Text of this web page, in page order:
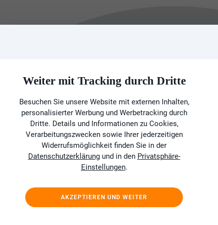
Weiter mit Tracking durch Dritte
Besuchen Sie unsere Website mit externen Inhalten,
personalisierter Werbung und Werbetracking durch
Dritte. Details und Informationen zu Cookies,
Verarbeitungszwecken sowie Ihrer jederzeitigen
Widerrufsmöglichkeit finden Sie in der
Datenschutzerklärungund in den Privatsphäre-
Einstellungen.
AKZEPTIEREN UND WEITER